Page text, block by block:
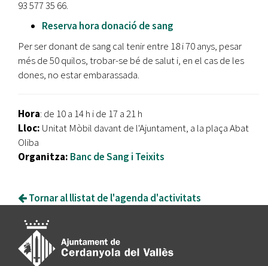
93 577 35 66.
Reserva hora donació de sang
Per ser donant de sang cal tenir entre 18 i 70 anys, pesar
més de 50 quilos, trobar-se bé de salut i, en el cas de les
dones, no estar embarassada.
Hora: de 10 a 14 h i de 17 a 21 h
Lloc: Unitat Mòbil davant de l'Ajuntament, a la plaça Abat
Oliba
Organitza: Banc de Sang i Teixits
Tornar al llistat de l'agenda d'activitats